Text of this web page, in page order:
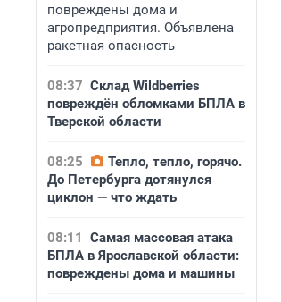
повреждены дома и
агропредприятия. Объявлена
ракетная опасность
08:37 Склад Wildberries
повреждён обломками БПЛА в
Тверской области
08:25
Тепло, тепло, горячо.
До Петербурга дотянулся
циклон — что ждать
08:11
Самая массовая атака
БПЛА в Ярославской области:
повреждены дома и машины